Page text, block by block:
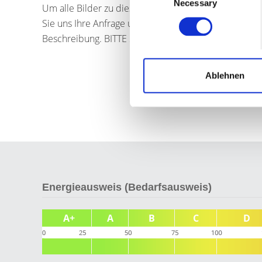
Necessary
Ablehnen
Um alle Bilder zu dieser Immobilie sehen zu
Sie uns Ihre Anfrage und Sie erhalten umgehend
Beschreibung. BITTE SENDEN SIE IHRE ANFRAGE
Energieausweis (Bedarfsausweis)